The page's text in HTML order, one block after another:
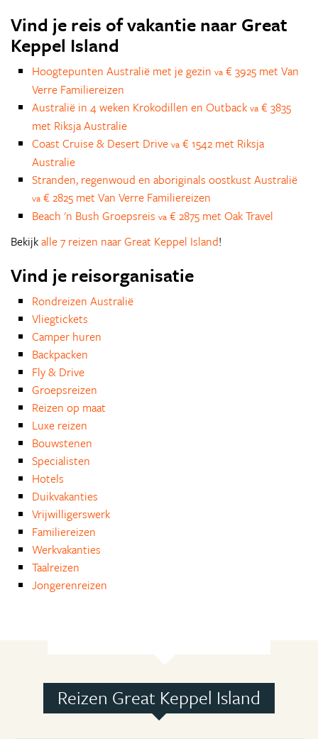
Vind je reis of vakantie naar Great
Keppel Island
Hoogtepunten Australië met je gezin va € 3925 met Van
Verre Familiereizen
Australië in 4 weken Krokodillen en Outback va € 3835
met Riksja Australie
Coast Cruise & Desert Drive va € 1542 met Riksja
Australie
Stranden, regenwoud en aboriginals oostkust Australië
va € 2825 met Van Verre Familiereizen
Beach 'n Bush Groepsreis va € 2875 met Oak Travel
Bekijkalle 7 reizen naar Great Keppel Island!
Vind je reisorganisatie
Rondreizen Australië
Vliegtickets
Camper huren
Backpacken
Fly & Drive
Groepsreizen
Reizen op maat
Luxe reizen
Bouwstenen
Specialisten
Hotels
Duikvakanties
Vrijwilligerswerk
Familiereizen
Werkvakanties
Taalreizen
Jongerenreizen
Reizen Great Keppel Island